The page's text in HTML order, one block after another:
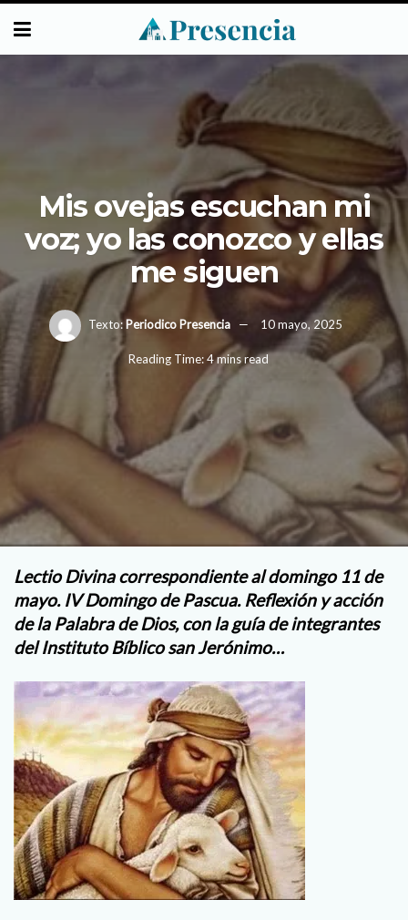
Mis ovejas escuchan mi
voz; yo las conozco y ellas
me siguen
Texto: Periodico Presencia 10 mayo, 2025
Reading Time: 4 mins read
Lectio Divina correspondiente al domingo 11 de
mayo. IV Domingo de Pascua. Reflexión y acción
de la Palabra de Dios, con la guía de integrantes
del Instituto Bíblico san Jerónimo…